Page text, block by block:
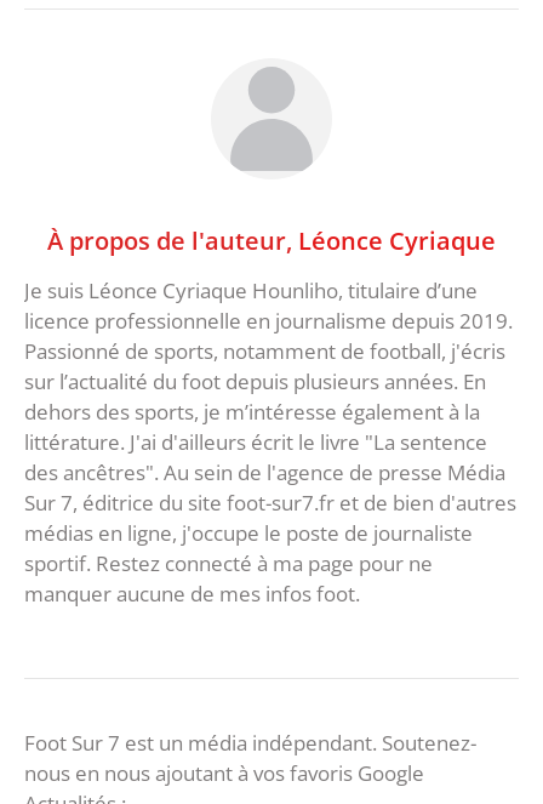
À propos de l'auteur, Léonce Cyriaque
Je suis Léonce Cyriaque Hounliho, titulaire d’une
licence professionnelle en journalisme depuis 2019.
Passionné de sports, notamment de football, j'écris
sur l’actualité du foot depuis plusieurs années. En
dehors des sports, je m’intéresse également à la
littérature. J'ai d'ailleurs écrit le livre "La sentence
des ancêtres". Au sein de l'agence de presse Média
Sur 7, éditrice du site foot-sur7.fr et de bien d'autres
médias en ligne, j'occupe le poste de journaliste
sportif. Restez connecté à ma page pour ne
manquer aucune de mes infos foot.
Foot Sur 7 est un média indépendant. Soutenez-
nous en nous ajoutant à vos favoris Google